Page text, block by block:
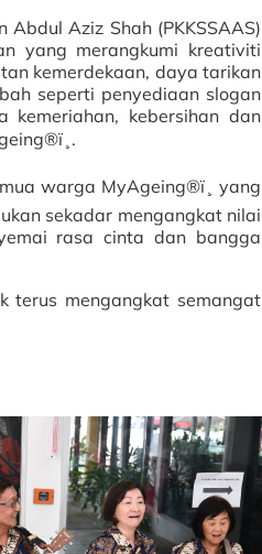
Aziz Shah (PKKSSAAS)
yang merangkumi kreativiti
kemerdekaan, daya tarikan
seperti penyediaan slogan
kebersihan dan
warga MyAgeing®ï¸ yang
sekadar mengangkat nilai
rasa cinta dan bangga
terus mengangkat semangat